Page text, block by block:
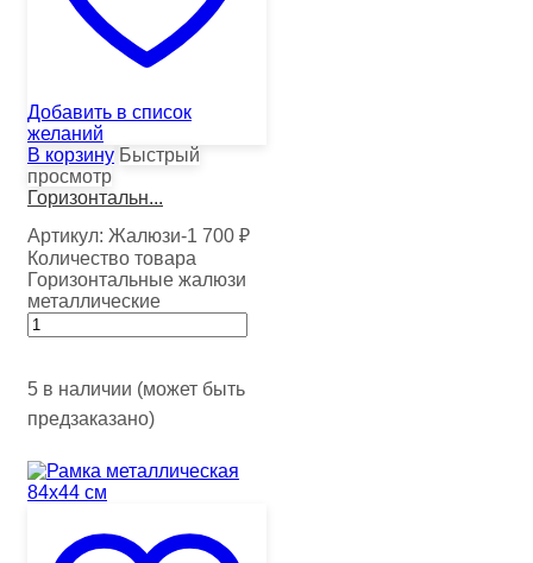
Добавить в список
желаний
В корзину Быстрый
просмотр
Горизонтальн...
Артикул: Жалюзи-1 700 ₽
Количество товара
Горизонтальные жалюзи
металлические
5 в наличии (может быть
предзаказано)